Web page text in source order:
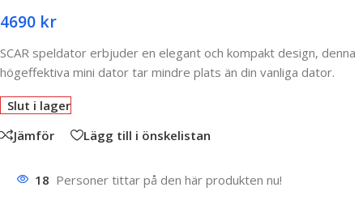
4690 kr
SCAR speldator erbjuder en elegant och kompakt design, denna
högeffektiva mini dator tar mindre plats än din vanliga dator.
Slut i lager
Jämför
Lägg till i önskelistan
18 Personer tittar på den här produkten nu!